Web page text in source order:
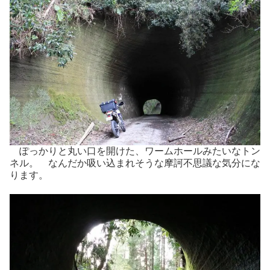
ぽっかりと丸い口を開けた、ワームホールみたいなトン
ネル。 なんだか吸い込まれそうな摩訶不思議な気分にな
ります。